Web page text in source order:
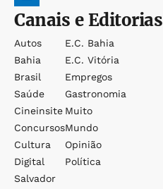
Canais e Editorias
Autos
Bahia
Brasil
Saúde
Cineinsite
Concursos
Cultura
Digital
Salvador
E.c. Bahia
E.c. Vitória
Empregos
Gastronomia
Muito
Mundo
Opinião
Política